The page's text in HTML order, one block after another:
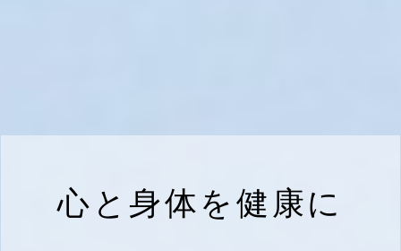
心と身体を健康に